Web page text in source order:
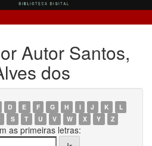
Autor Santos,
dos
D E F G H I J K
L
S T U V W X Y Z
as primeiras letras: